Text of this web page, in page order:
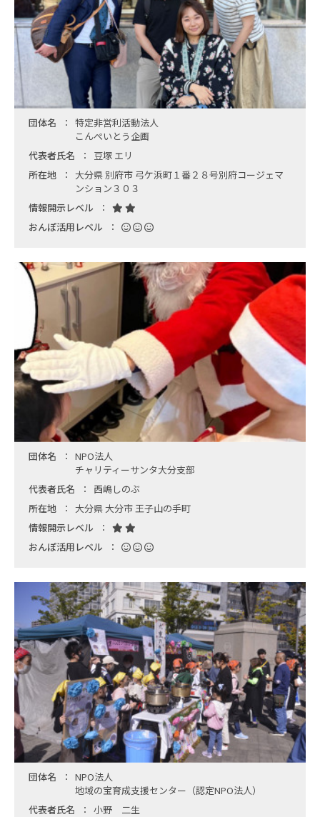
団体名
特定非営利活動法人
こんぺいとう企画
代表者氏名
豆塚 エリ
所在地
大分県 別府市 弓ケ浜町１番２８号別府コージェマ
ンション３０３
情報開示レベル
おんぽ活用レベル
団体名
NPO法人
チャリティーサンタ大分支部
代表者氏名
西嶋しのぶ
所在地
大分県 大分市 王子山の手町
情報開示レベル
おんぽ活用レベル
団体名
NPO法人
地域の宝育成支援センター（認定NPO法人）
代表者氏名
小野 二生